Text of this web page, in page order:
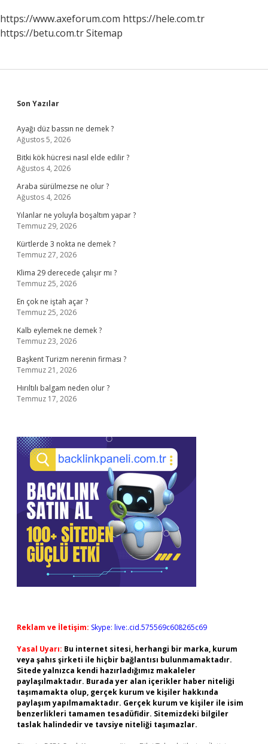
https://www.axeforum.com https://hele.com.tr
https://betu.com.trSitemap
Sidebar
Son Yazılar
Ayağı düz bassın ne demek ?
Ağustos 5, 2026
Bitki kök hücresi nasıl elde edilir ?
Ağustos 4, 2026
Araba sürülmezse ne olur ?
Ağustos 4, 2026
Yılanlar ne yoluyla boşaltım yapar ?
Temmuz 29, 2026
Kürtlerde 3 nokta ne demek ?
Temmuz 27, 2026
Klima 29 derecede çalışır mı ?
Temmuz 25, 2026
En çok ne iştah açar ?
Temmuz 25, 2026
Kalb eylemek ne demek ?
Temmuz 23, 2026
Başkent Turizm nerenin firması ?
Temmuz 21, 2026
Hırıltılı balgam neden olur ?
Temmuz 17, 2026
Reklam ve İletişim: Skype: live:.cid.575569c608265c69
Yasal Uyarı: Bu internet sitesi, herhangi bir marka, kurum
veya şahıs şirketi ile hiçbir bağlantısı bulunmamaktadır.
Sitede yalnızca kendi hazırladığımız makaleler
paylaşılmaktadır. Burada yer alan içerikler haber niteliği
taşımamakta olup, gerçek kurum ve kişiler hakkında
paylaşım yapılmamaktadır. Gerçek kurum ve kişiler ile isim
benzerlikleri tamamen tesadüfidir. Sitemizdeki bilgiler
taslak halindedir ve tavsiye niteliği taşımazlar.